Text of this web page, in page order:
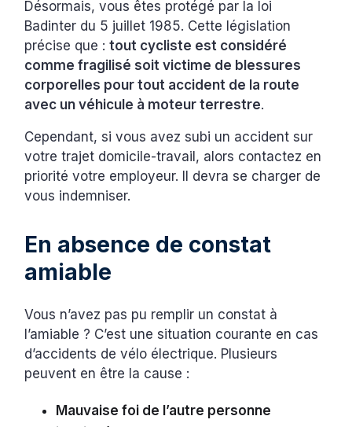
Désormais, vous êtes protégé par la loi
Badinter du 5 juillet 1985. Cette législation
précise que :tout cycliste est considéré
comme fragilisé soit victime de blessures
corporelles pour tout accident de la route
avec un véhicule à moteur terrestre.
Cependant, si vous avez subi un accident sur
votre trajet domicile-travail, alors contactez en
priorité votre employeur. Il devra se charger de
vous indemniser.
En absence de constat
amiable
Vous n’avez pas pu remplir un constat à
l’amiable ? C’est une situation courante en cas
d’accidents de vélo électrique. Plusieurs
peuvent en être la cause :
Mauvaise foi de l’autre personne